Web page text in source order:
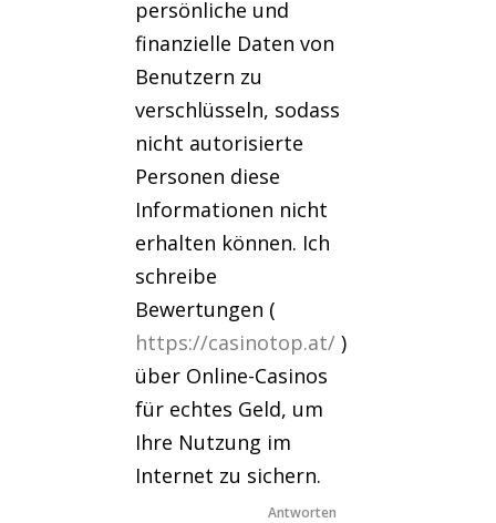
persönliche und
finanzielle Daten von
Benutzern zu
verschlüsseln, sodass
nicht autorisierte
Personen diese
Informationen nicht
erhalten können. Ich
schreibe
Bewertungen (
https://casinotop.at/ )
über Online-Casinos
für echtes Geld, um
Ihre Nutzung im
Internet zu sichern.
Antworten